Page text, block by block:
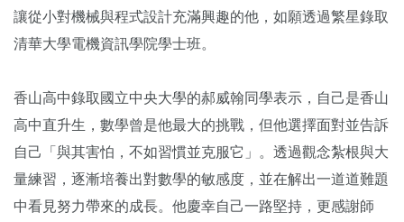
讓從小對機械與程式設計充滿興趣的他，如願透過繁星錄取
清華大學電機資訊學院學士班。
香山高中錄取國立中央大學的郝威翰同學表示，自己是香山
高中直升生，數學曾是他最大的挑戰，但他選擇面對並告訴
自己「與其害怕，不如習慣並克服它」。透過觀念紮根與大
量練習，逐漸培養出對數學的敏感度，並在解出一道道難題
中看見努力帶來的成長。他慶幸自己一路堅持，更感謝師